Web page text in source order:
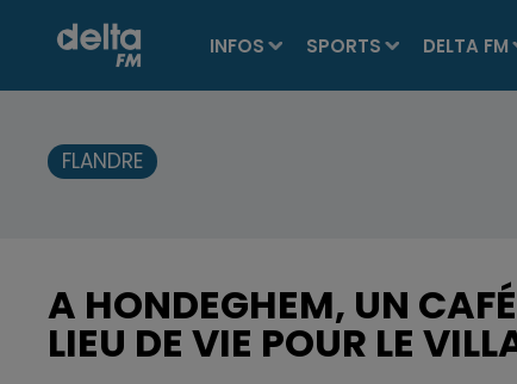
INFOS SPORTS DELTA FM
FLANDRE
A HONDEGHEM, UN
LIEU DE VIE POUR LE